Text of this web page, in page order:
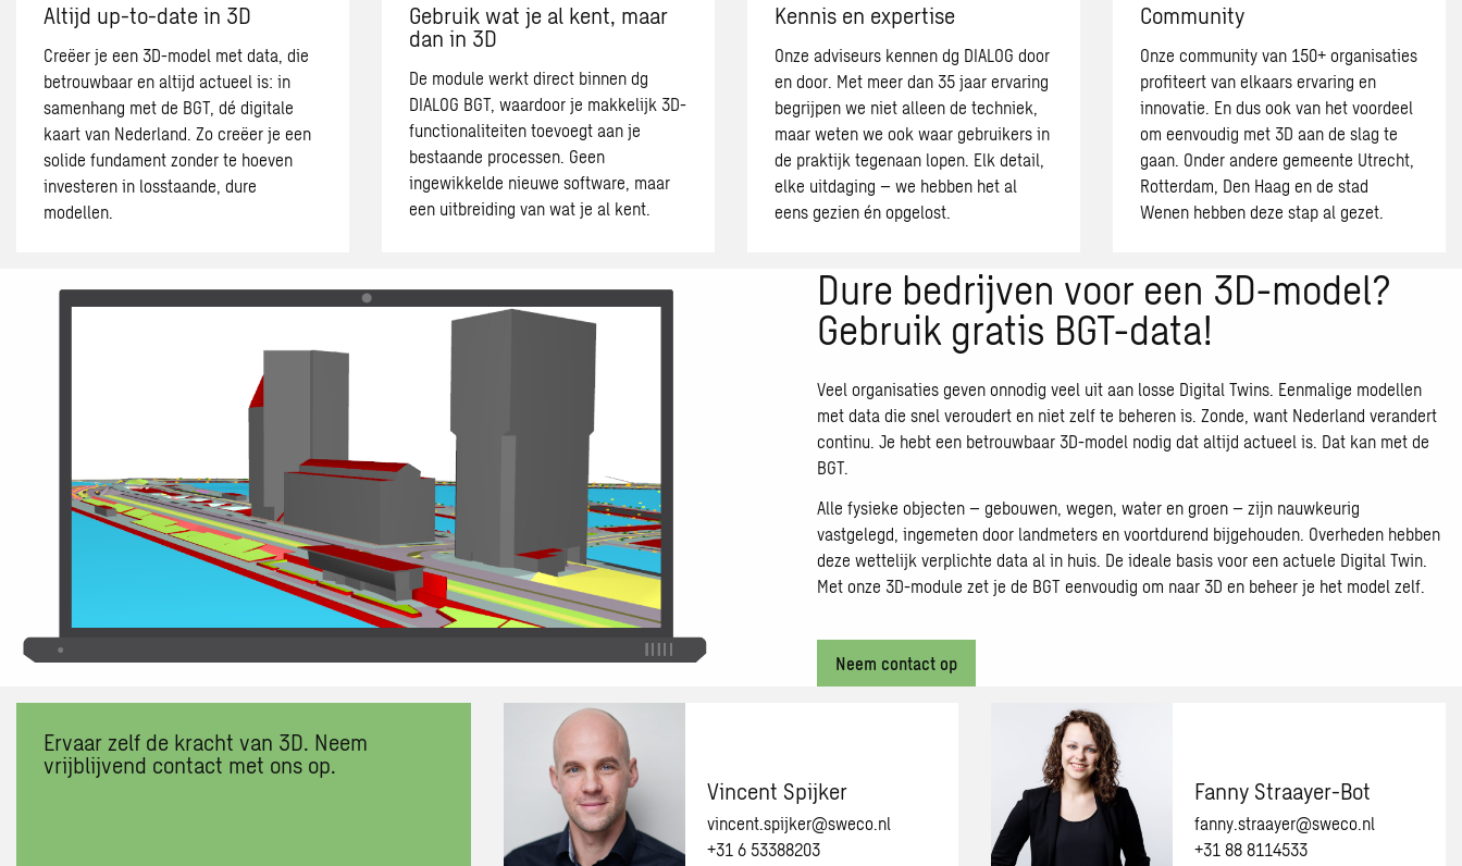
Altijd up-to-date in 3D
Creëer je een 3D-model met data, die
betrouwbaar en altijd actueel is: in
samenhang met de BGT, dé digitale
kaart van Nederland. Zo creëer je een
solide fundament zonder te hoeven
investeren in losstaande, dure
modellen.
Gebruik wat je al kent, maar
dan in 3D
De module werkt direct binnen dg
DIALOG BGT, waardoor je makkelijk 3D-
functionaliteiten toevoegt aan je
bestaande processen. Geen
ingewikkelde nieuwe software, maar
een uitbreiding van wat je al kent.
Kennis en expertise
Onze adviseurs kennen dg DIALOG door
en door. Met meer dan 35 jaar ervaring
begrijpen we niet alleen de techniek,
maar weten we ook waar gebruikers in
de praktijk tegenaan lopen. Elk detail,
elke uitdaging – we hebben het al
eens gezien én opgelost.
Community
Onze community van 150+ organisaties
profiteert van elkaars ervaring en
innovatie. En dus ook van het voordeel
om eenvoudig met 3D aan de slag te
gaan. Onder andere gemeente Utrecht,
Rotterdam, Den Haag en de stad
Wenen hebben deze stap al gezet.
Dure bedrijven voor een 3D-model?
Gebruik gratis BGT-data!
Veel organisaties geven onnodig veel uit aan losse Digital Twins. Eenmalige modellen
met data die snel veroudert en niet zelf te beheren is. Zonde, want Nederland verandert
continu. Je hebt een betrouwbaar 3D-model nodig dat altijd actueel is. Dat kan met de
BGT.
Alle fysieke objecten – gebouwen, wegen, water en groen – zijn nauwkeurig
vastgelegd, ingemeten door landmeters en voortdurend bijgehouden. Overheden hebben
deze wettelijk verplichte data al in huis. De ideale basis voor een actuele Digital Twin.
Met onze 3D-module zet je de BGT eenvoudig om naar 3D en beheer je het model zelf.
Neem contact op
Ervaar zelf de kracht van 3D. Neem
vrijblijvend contact met ons op.
Vincent Spijker
vincent.spijker@sweco.nl
+31 6 53388203
Fanny Straayer-Bot
fanny.straayer@sweco.nl
+31 88 8114533